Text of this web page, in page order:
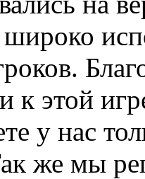
к этой
у нас
же мы